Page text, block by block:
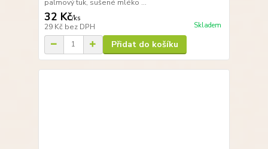
palmový tuk, sušené mléko ...
32 Kč/ks
29 Kč bez DPH Skladem
Přidat do košíku